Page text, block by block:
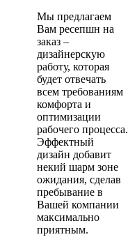
Мы предлагаем
Вам ресепшн на
заказ –
дизайнерскую
работу, которая
будет отвечать
всем требованиям
комфорта и
оптимизации
рабочего процесса.
Эффектный
дизайн добавит
некий шарм зоне
ожидания, сделав
пребывание в
Вашей компании
максимально
приятным.